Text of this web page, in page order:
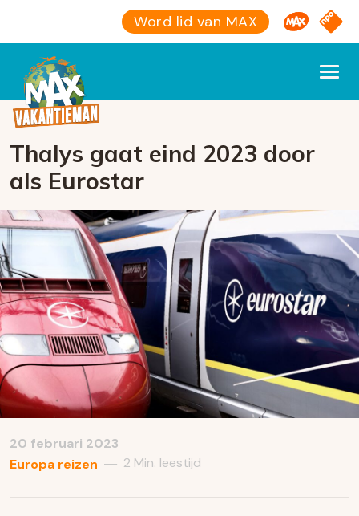
Word lid van MAX Omroep
NPO
Thalys gaat eind 2023 door
als Eurostar
20 februari 2023
Europa reizen — 2 Min. leestijd